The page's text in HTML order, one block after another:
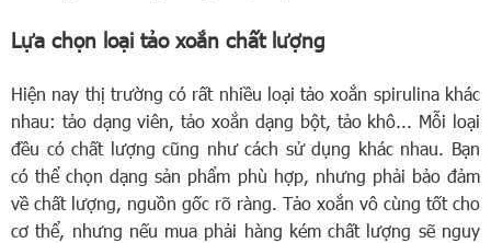
Lựa chọn loại tảo xoắn chất lượng
Hiện nay thị trường có rất nhiều loại tảo xoắn spirulina khác
nhau: tảo dạng viên, tảo xoắn dạng bột, tảo khô... Mỗi loại
đều có chất lượng cũng như cách sử dụng khác nhau. Bạn
có thể chọn dạng sản phẩm phù hợp, nhưng phải bảo đảm
về chất lượng, nguồn gốc rõ ràng. Tảo xoắn vô cùng tốt cho
cơ thể, nhưng nếu mua phải hàng kém chất lượng sẽ nguy